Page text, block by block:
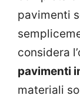
pavimenti
considera
pavimenti
materiali